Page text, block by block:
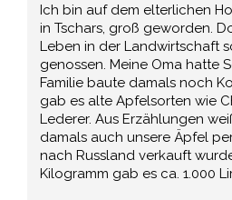
Ich bin auf dem elterlichen
in Tschars, groß geworden.
Leben in der Landwirtschaft
genossen. Meine Oma hatte
Familie baute damals noch
gab es alte Apfelsorten wie
Lederer. Aus Erzählungen
damals auch unsere Äpfel
nach Russland verkauft
Kilogramm gab es ca. 1.000